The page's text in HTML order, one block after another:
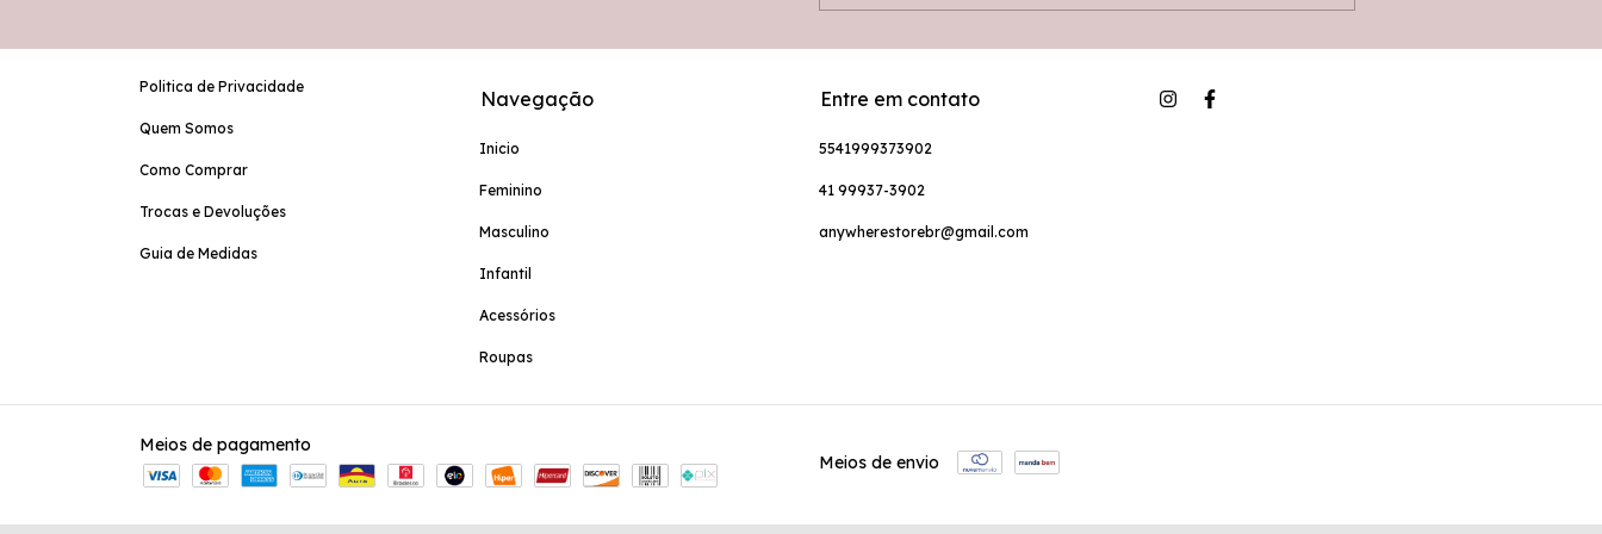
Politica de Privacidade
Quem Somos
Como Comprar
Trocas e Devoluções
Guia de Medidas
Navegação
Inicio
Feminino
Masculino
Infantil
Acessórios
Roupas
Entre em contato
5541999373902
41 99937-3902
anywherestorebr@gmail.com
Meios de pagamento
Meios de envio